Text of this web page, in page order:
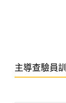
主導查驗員